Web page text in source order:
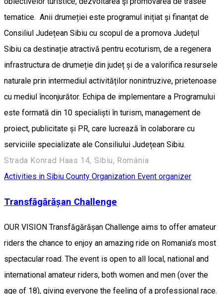
tematice. Anii drumeției este programul inițiat și finanțat de
Consiliul Județean Sibiu cu scopul de a promova Județul
Sibiu ca destinație atractivă pentru ecoturism, de a regenera
infrastructura de drumeție din județ și de a valorifica resursele
naturale prin intermediul activităților nonintruzive, prietenoase
cu mediul înconjurător. Echipa de implementare a Programului
este formată din 10 specialiști în turism, management de
proiect, publicitate și PR, care lucrează în colaborare cu
serviciile specializate ale Consiliului Județean Sibiu.
Strada Konrad Haas 14, Sibiu, România
Activities in Sibiu County Organization Event organizer
Transfăgărășan Challenge
OUR VISION Transfăgărășan Challenge aims to offer amateur
riders the chance to enjoy an amazing ride on Romania’s most
spectacular road. The event is open to all local, national and
international amateur riders, both women and men (over the
age of 18), giving everyone the feeling of a professional race.